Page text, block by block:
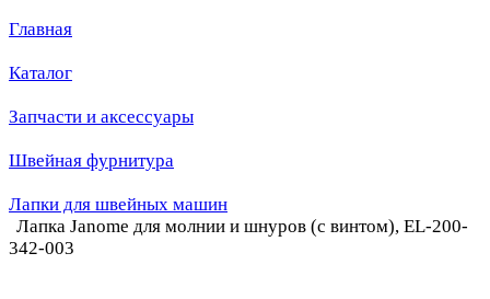
Главная
Каталог
Запчасти и аксессуары
Швейная фурнитура
Лапки для швейных машин
Лапка Janome для молнии и шнуров (с винтом), EL-200-
342-003